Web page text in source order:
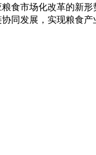
食市场化改革的新
同发展， 实现粮食产